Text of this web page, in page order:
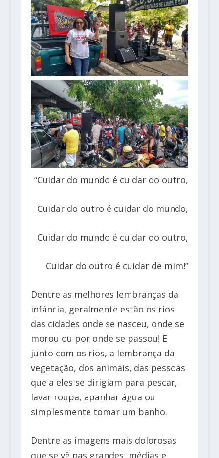
“Cuidar do mundo é cuidar do outro,
Cuidar do outro é cuidar do mundo,
Cuidar do mundo é cuidar do outro,
Cuidar do outro é cuidar de mim!”
Dentre as melhores lembranças da
infância, geralmente estão os rios
das cidades onde se nasceu, onde se
morou ou por onde se passou! E
junto com os rios, a lembrança da
vegetação, dos animais, das pessoas
que a eles se dirigiam para pescar,
lavar roupa, apanhar água ou
simplesmente tomar um banho.
Dentre as imagens mais dolorosas
que se vê nas grandes, médias e